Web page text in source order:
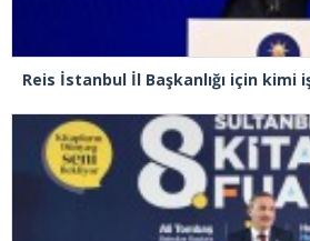
Reis İstanbul İl Başkanlığı için kimi